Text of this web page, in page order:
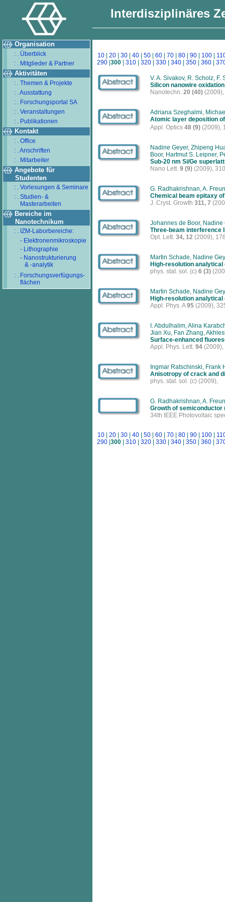
Interdisziplinäres
Organisation
: . Überblick
: . Mitglieder & Partner
Aktivitäten
: . Themen & Projekte
: . Ausstattung
: . Forschungsportal SA
: . Veranstaltungen
: . Publikationen
Kontakt
: . Office
: . Anschriften
: . Mitarbeiter
Angebote für
Studenten
: . Vorlesungen & Seminare
: . Studien- &
Masterarbeiten
Bereiche im
Nanotechnikum
: . IZM-Laborbereiche:
- Elektronenmikroskopie
- Lithographie
- Nanostrukturierung
& -analytik
: . Forschungsverfügungs-
flächen
10| 20| 30| 40| 50| 60| 70| 80| 90| 100|
290 300 310 320 330 340 350 360
V. A. Sivakov, R. Scholz,
Silicon nanowire
Nanotechn. 20 (40)
Adriana Szeghalmi,
Atomic layer deposition
Appl. Optics 48 (9) (2009),
Nadine Geyer, Zhipeng
Boor, Hartmut S. Leipner,
Sub-20 nm Si/Ge
Nano Lett. 9 (9) (2009),
G. Radhakrishnan, A.
Chemical beam epitaxy
J. Cryst. Growth 311, 7
Johannes de Boor, Nadine
Three-beam interference
Opt. Lett. 34, 12 (2009),
Martin Schade, Nadine
High-resolution
phys. stat. sol. (c) 6 (3)
Martin Schade, Nadine
High-resolution
Appl. Phys. A95 (2009),
I. Abdulhalim, Alina
Jian Xu, Fan Zhang,
Surface-enhanced
Appl. Phys. Lett. 94
Ingmar Ratschinski, Frank
Anisotropy of crack and
phys. stat. sol. (c) (2009),
G. Radhakrishnan, A.
Growth of semiconductor
34th IEEE Photovoltaic
10| 20| 30| 40| 50| 60| 70| 80| 90| 100|
290 300 310 320 330 340 350 360